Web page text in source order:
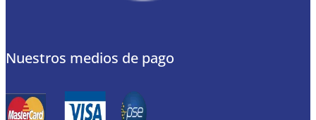
Nuestros medios de pago